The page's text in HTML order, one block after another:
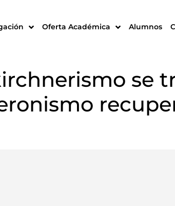
Oferta Académica Alumnos
se